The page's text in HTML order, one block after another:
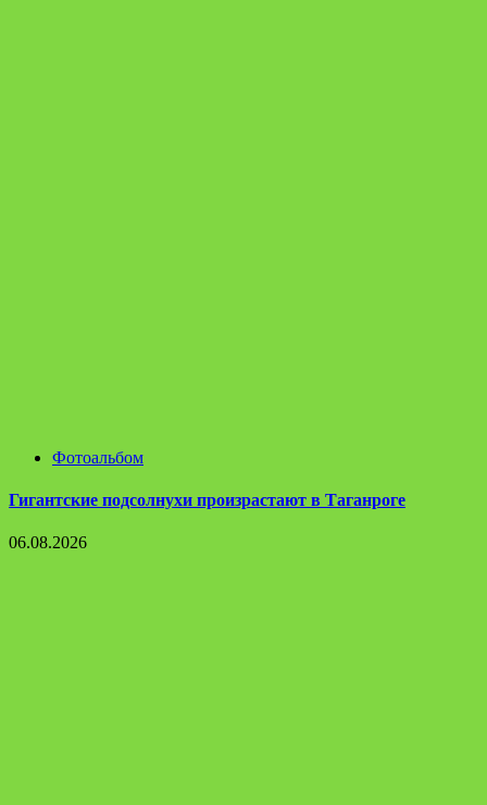
Фотоальбом
Гигантские подсолнухи произрастают в Таганроге
06.08.2026